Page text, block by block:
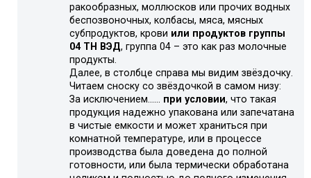
ракообразных, моллюсков или прочих водных
беспозвоночных, колбасы, мяса, мясных
субпродуктов, крови или продуктов группы
04 ТН ВЭД, группа 04 – это как раз молочные
продукты.
Далее, в столбце справа мы видим звёздочку.
Читаем сноску со звёздочкой в самом низу:
За исключением…… при условии, что такая
продукция надежно упакована или запечатана
в чистые емкости и может храниться при
комнатной температуре, или в процессе
производства была доведена до полной
готовности, или была термически обработана